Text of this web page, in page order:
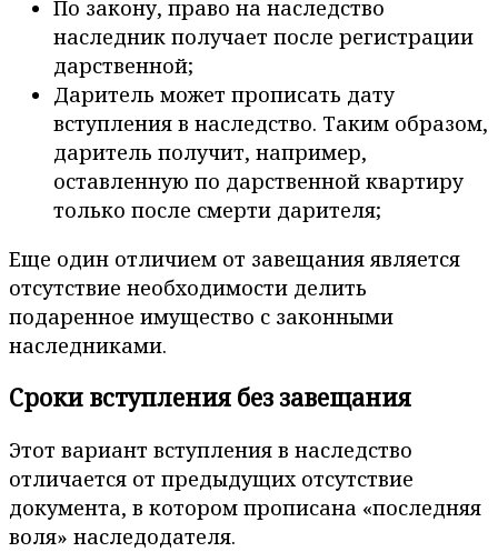
По закону, право на наследство
наследник получает после регистрации
дарственной;
Даритель может прописать дату
вступления в наследство. Таким образом,
даритель получит, например,
оставленную по дарственной квартиру
только после смерти дарителя;
Еще один отличием от завещания является
отсутствие необходимости делить
подаренное имущество с законными
наследниками.
Сроки вступления без завещания
Этот вариант вступления в наследство
отличается от предыдущих отсутствие
документа, в котором прописана «последняя
воля» наследодателя.